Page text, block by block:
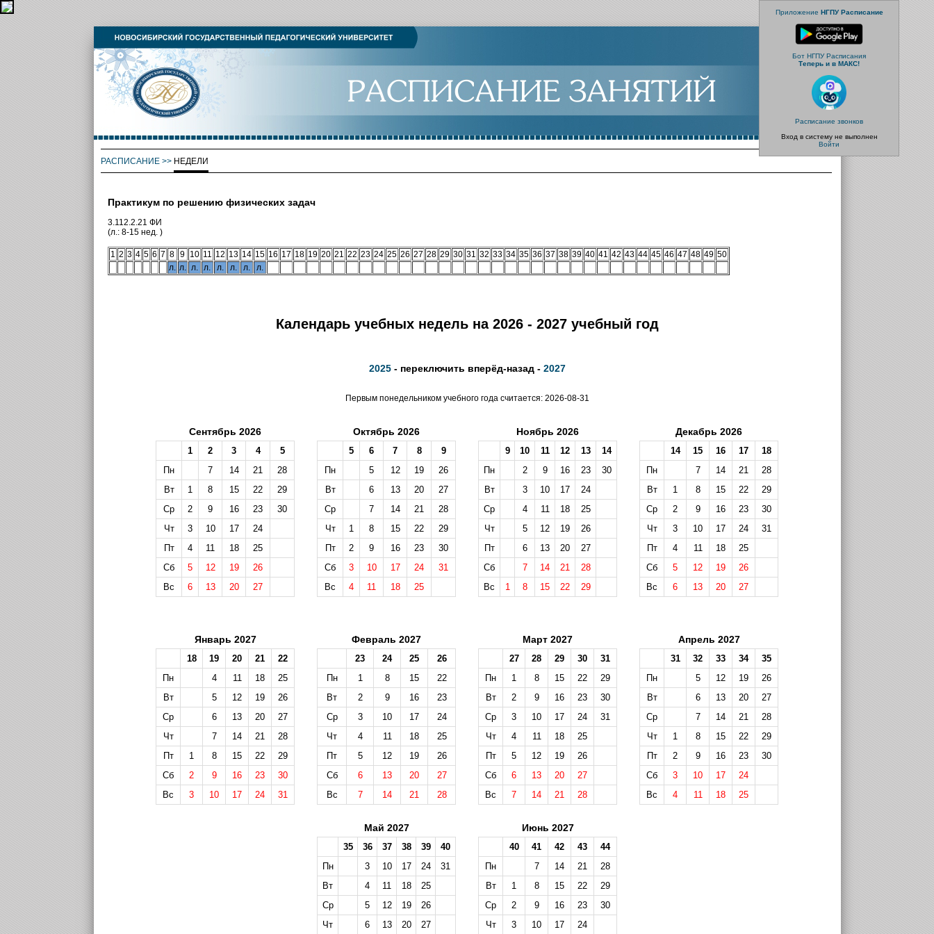
Приложение НГПУ Расписание
Бот НГПУ Расписания
Теперь и в МАКС!
Расписание звонков
Вход в систему не выполнен
Войти
РАСПИСАНИЕ>> НЕДЕЛИ
Практикум по решению физических задач
3.112.2.21 ФИ
(л.: 8-15 нед. )
1 2 3 4 5 6 7 8 9 10 11 12 13 14 15 16 17 18 19 20 21 22 23 24 25 26 27 28 29 30 31 32 33 34 35 36 37 38 39 40 41 42 43 44 45 46 47 48 49 50
л. л. л. л. л. л. л. л.
Календарь учебных недель на 2026 - 2027 учебный год
2025- переключить вперёд-назад - 2027
Первым понедельником учебного года считается: 2026-08-31
Сентябрь 2026
1 2 3 4
5
Пн
7 14 21
28
Вт
1 8 15 22
29
Ср
2 9 16 23
30
Чт
3 10 17
24
Пт
4 11 18
25
Сб
5 12 19
26
Вс
6 13 20 27
Октябрь 2026
5 6 7 8
9
Пн
5 12 19
26
Вт
6 13 20
27
Ср
7 14 21
28
Чт
1 8 15 22
29
Пт
2 9 16 23
30
Сб
3 10 17 24
31
Вс
4 11 18 25
Ноябрь 2026
9 10 11 12 13
14
Пн
2 9 16 23
30
Вт
3 10 17
24
Ср
4 11 18
25
Чт
5 12 19
26
Пт
6 13 20
27
Сб
7 14 21
28
Вс
1 8 15 22 29
Декабрь 2026
14 15 16 17
18
Пн
7 14 21
28
Вт
1 8 15 22
29
Ср
2 9 16 23
30
Чт
3 10 17 24
31
Пт
4 11 18
25
Сб
5 12 19
26
Вс
6 13 20 27
Январь 2027
18 19 20 21
22
Пн
4 11 18
25
Вт
5 12 19
26
Ср
6 13 20
27
Чт
7 14 21
28
Пт
1 8 15 22
29
Сб
2 9 16 23
30
Вс
3 10 17 24 31
Февраль 2027
23 24 25
26
Пн
1 8 15
22
Вт
2 9 16
23
Ср
3 10 17
24
Чт
4 11 18
25
Пт
5 12 19
26
Сб
6 13 20
27
Вс
7 14 21 28
Март 2027
27 28 29 30
31
Пн
1 8 15 22
29
Вт
2 9 16 23
30
Ср
3 10 17 24
31
Чт
4 11 18
25
Пт
5 12 19
26
Сб
6 13 20
27
Вс
7 14 21 28
Апрель 2027
31 32 33 34
35
Пн
5 12 19
26
Вт
6 13 20
27
Ср
7 14 21
28
Чт
1 8 15 22
29
Пт
2 9 16 23
30
Сб
3 10 17
24
Вс
4 11 18 25
Май 2027
35 36 37 38 39
40
Пн
3 10 17 24
31
Вт
4 11 18
25
Ср
5 12 19
26
Чт
6 13 20 27
Июнь 2027
40 41 42 43
44
Пн
7 14 21
28
Вт
1 8 15 22
29
Ср
2 9 16 23
30
Чт
3 10 17 24